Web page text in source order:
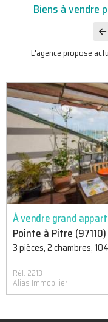
Biens à vendre
L'agence propose
Pointe à Pitre (97110)
3 pièces, 2 chambres,
Réf. 2213
Alias Immobilier